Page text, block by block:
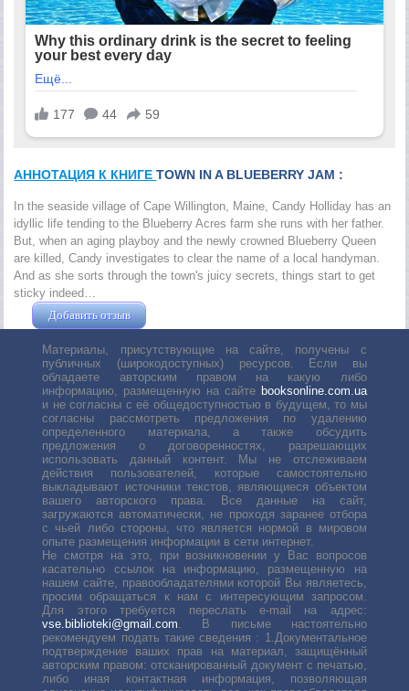
АННОТАЦИЯ К КНИГЕTOWN IN A BLUEBERRY JAM :
In the seaside village of Cape Willington, Maine, Candy Holliday has an
idyllic life tending to the Blueberry Acres farm she runs with her father.
But, when an aging playboy and the newly crowned Blueberry Queen
are killed, Candy investigates to clear the name of a local handyman.
And as she sorts through the town's juicy secrets, things start to get
sticky indeed…
Добавить отзыв
Материалы, присутствующие на сайте, получены с
публичных (широкодоступных) ресурсов. Если вы
обладаете авторским правом на какую либо
информацию, размещенную на сайте booksonline.com.ua
и не согласны с её общедоступностью в будущем, то мы
согласны рассмотреть предложения по удалению
определенного материала, а также обсудить
предложения о договоренностях, разрешающих
использовать данный контент. Мы не отслеживаем
действия пользователей, которые самостоятельно
выкладывают источники текстов, являющиеся объектом
вашего авторского права. Все данные на сайт,
загружаются автоматически, не проходя заранее отбора
с чьей либо стороны, что является нормой в мировом
опыте размещения информации в сети интернет.
Не смотря на это, при возникновении у Вас вопросов
касательно ссылок на информацию, размещенную на
нашем сайте, правообладателями которой Вы являетесь,
просим обращаться к нам с интересующим запросом.
Для этого требуется переслать е-mail на адрес:
vse.biblioteki@gmail.com. В письме настоятельно
рекомендуем подать такие сведения : 1.Документальное
подтверждение ваших прав на материал, защищённый
авторским правом: отсканированный документ с печатью,
либо иная контактная информация, позволяющая